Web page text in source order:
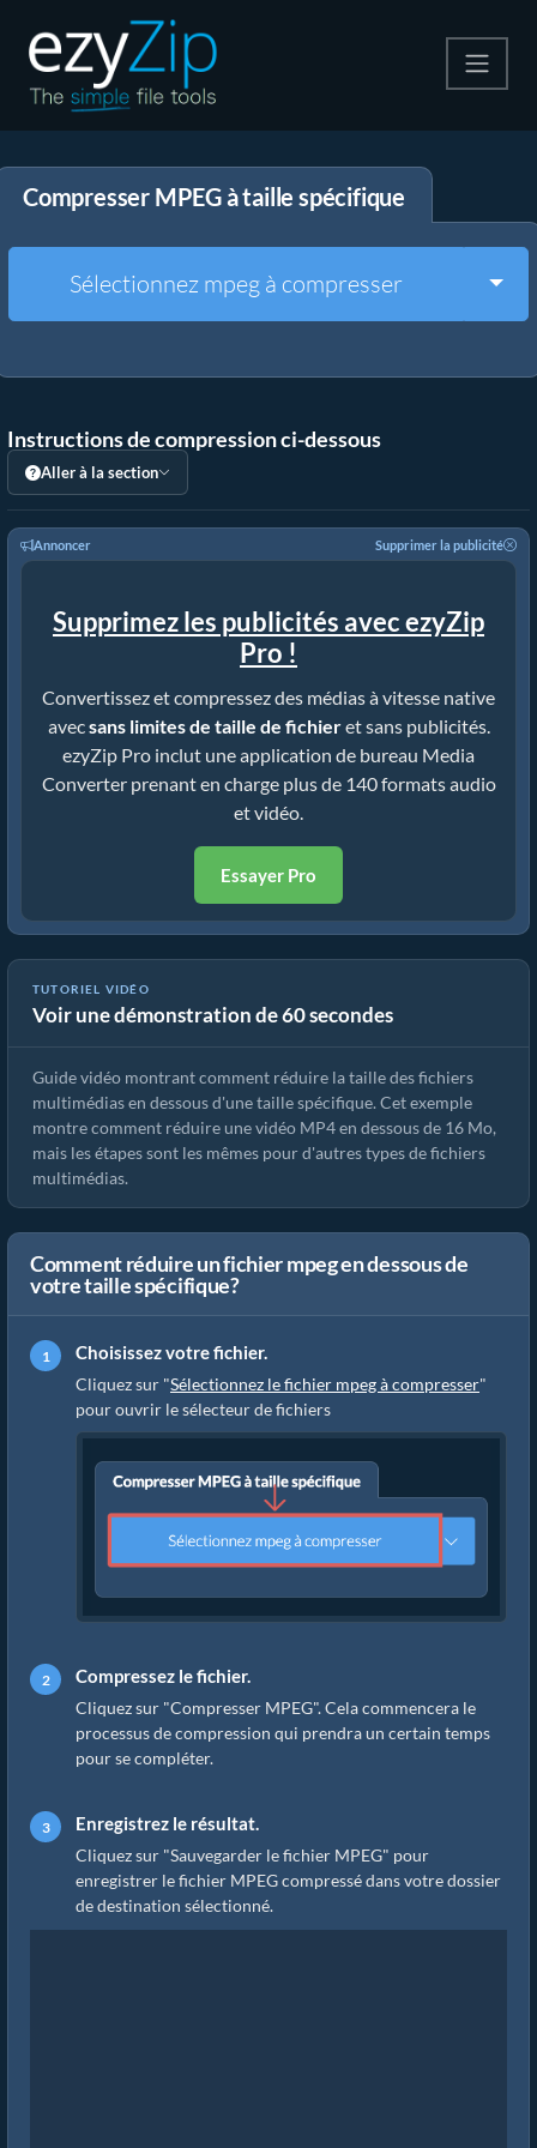
Décompresser
Autres outils
Compresser MPEG à taille spécifique
Sélectionnez mpeg à compresser
Instructions de compression ci-dessous
Aller à la section
Annoncer Supprimer la publicité
Supprimez les publicités avec ezyZip
Pro !
Convertissez et compressez des médias à vitesse native
avecsans limites de taille de fichieret sans publicités.
ezyZip Pro inclut une application de bureau Media
Converter prenant en charge plus de 140 formats audio
et vidéo.
Essayer Pro
TUTORIEL VIDÉO
Voir une démonstration de 60 secondes
Comment réduire un MP4 à 16 Mo (Guide simple)
Guide vidéo montrant comment réduire la taille des fichiers
multimédias en dessous d'une taille spécifique. Cet exemple
montre comment réduire une vidéo MP4 en dessous de 16 Mo,
mais les étapes sont les mêmes pour d'autres types de fichiers
multimédias.
Comment réduire un fichier mpeg en dessous de
votre taille spécifique?
Choisissez votre fichier.
Cliquez sur "Sélectionnez le fichier mpeg à compresser"
pour ouvrir le sélecteur de fichiers
Compressez le fichier.
Cliquez sur "Compresser MPEG". Cela commencera le
processus de compression qui prendra un certain temps
pour se compléter.
Enregistrez le résultat.
Cliquez sur "Sauvegarder le fichier MPEG" pour
enregistrer le fichier MPEG compressé dans votre dossier
de destination sélectionné.